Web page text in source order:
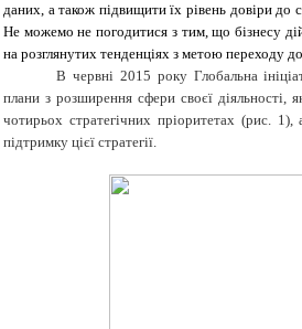
даних, а також підвищити їх рівень довіри до
Не можемо не погодитися з тим, що бізнесу
на розглянутих тенденціях з метою переходу
В червні 2015 року Глобальна
плани з розширення сфери своєї діяльності,
чотирьох стратегічних пріоритетах (рис.
підтримку цієї стратегії.